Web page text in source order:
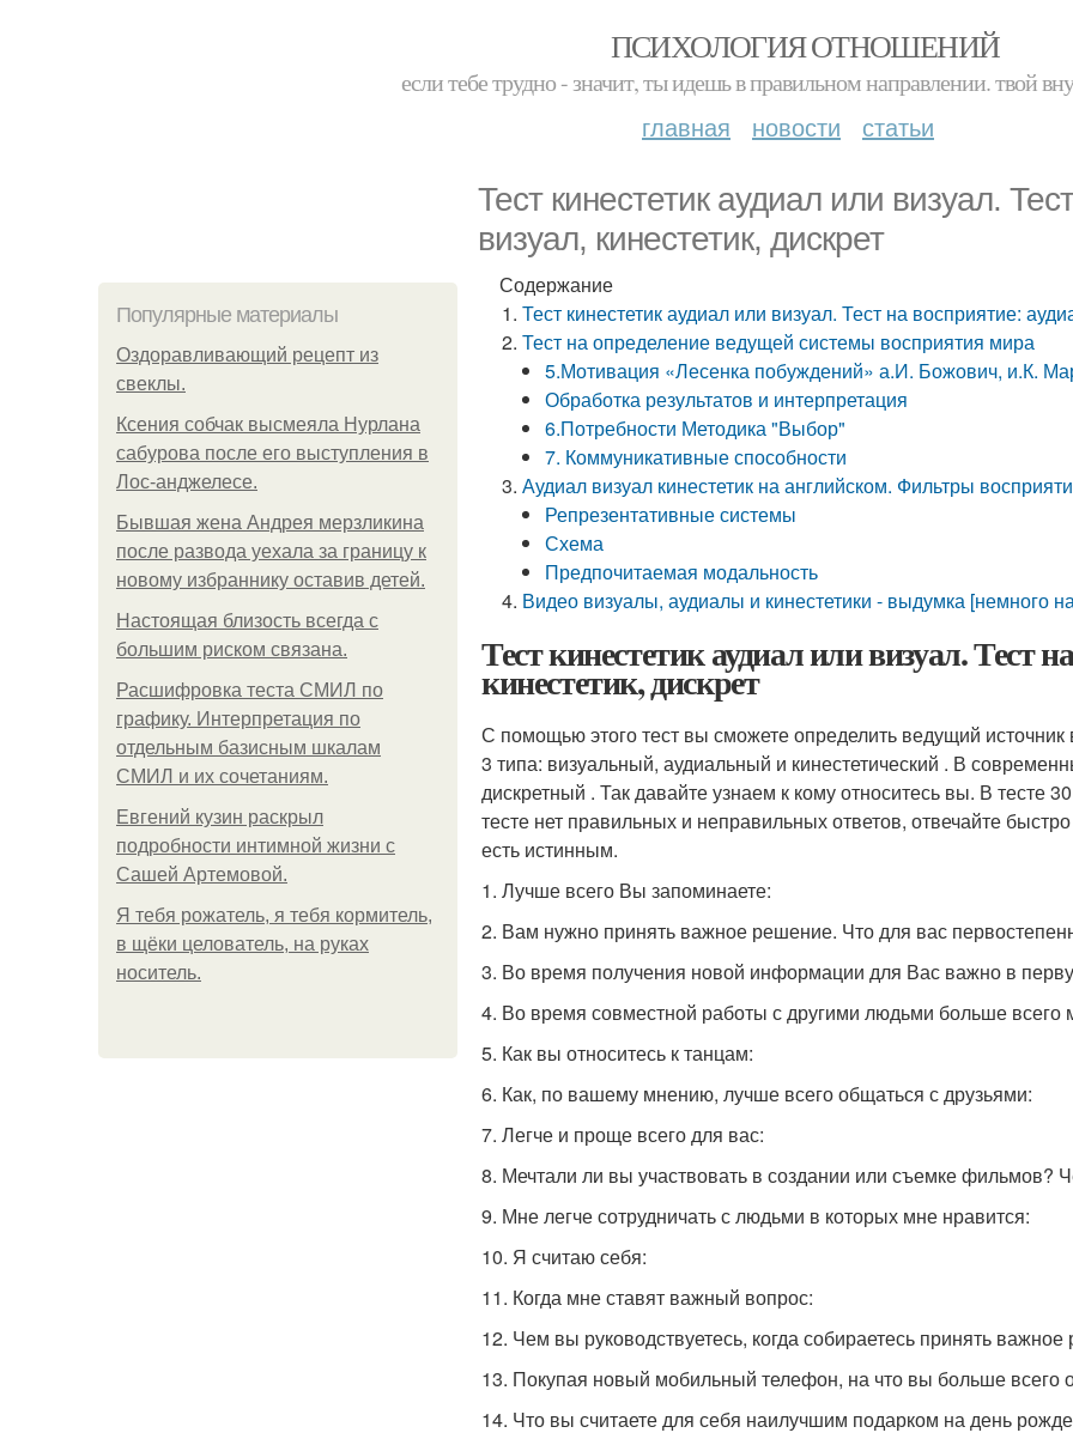
ПСИХОЛОГИЯ ОТНОШЕНИЙ
если тебе трудно - значит, ты идешь в правильном направлении. твой
главная новости статьи
Тест кинестетик аудиал или визуал.
визуал, кинестетик, дискрет
Популярные материалы
Оздоравливающий рецепт из
свеклы.
Ксения собчак высмеяла Нурлана
сабурова после его выступления в
Лос-анджелесе.
Бывшая жена Андрея мерзликина
после развода уехала за границу к
новому избраннику оставив детей.
Hacтоящая близость всегда с
большим риском связана.
Расшифровка теста СМИЛ по
графику. Интерпретация по
отдельным базисным шкалам
СМИЛ и их сочетаниям.
Евгений кузин раскрыл
подробности интимной жизни с
Сашей Артемовой.
Я тебя рожатель, я тебя кормитель,
в щёки целователь, на руках
носитель.
Содержание
Тест кинестетик аудиал или визуал. Тест на восприятие:
Тест на определение ведущей системы восприятия мира
5.Мотивация «Лесенка побуждений» а.И. Божович, и.К.
Обработка результатов и интерпретация
6.Потребности Методика "Выбор"
7. Коммуникативные способности
Аудиал визуал кинестетик на английском. Фильтры
Репрезентативные системы
Схема
Предпочитаемая модальность
Видео визуалы, аудиалы и кинестетики - выдумка [немного
Тест кинестетик аудиал или визуал. Тест
кинестетик, дискрет
С помощью этого тест вы сможете определить ведущий
3 типа: визуальный, аудиальный и кинестетический . В
дискретный . Так давайте узнаем к кому относитесь вы. В тесте
тесте нет правильных и неправильных ответов, отвечайте
есть истинным.
1. Лучше всего Вы запоминаете:
2. Вам нужно принять важное решение. Что для вас
3. Во время получения новой информации для Вас важно в
4. Во время совместной работы с другими людьми больше всего
5. Как вы относитесь к танцам:
6. Как, по вашему мнению, лучше всего общаться с друзьями:
7. Легче и проще всего для вас:
8. Мечтали ли вы участвовать в создании или съемке фильмов?
9. Мне легче сотрудничать с людьми в которых мне нравится:
10. Я считаю себя:
11. Когда мне ставят важный вопрос:
12. Чем вы руководствуетесь, когда собираетесь принять
13. Покупая новый мобильный телефон, на что вы больше всего
14. Что вы считаете для себя наилучшим подарком на день